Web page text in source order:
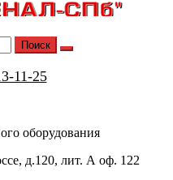
11-25
оборудования
д.120, лит. А оф. 122